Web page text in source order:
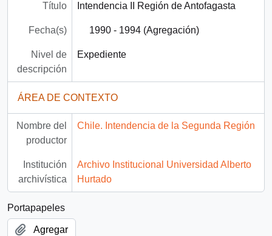
Título Intendencia II Región de Antofagasta
Fecha(s) 1990 - 1994 (Agregación)
Nivel de
descripción
Expediente
ÁREA DE CONTEXTO
Nombre del
productor
Chile. Intendencia de la Segunda Región
Institución
archivística
Archivo Institucional Universidad Alberto
Hurtado
Portapapeles
Agregar